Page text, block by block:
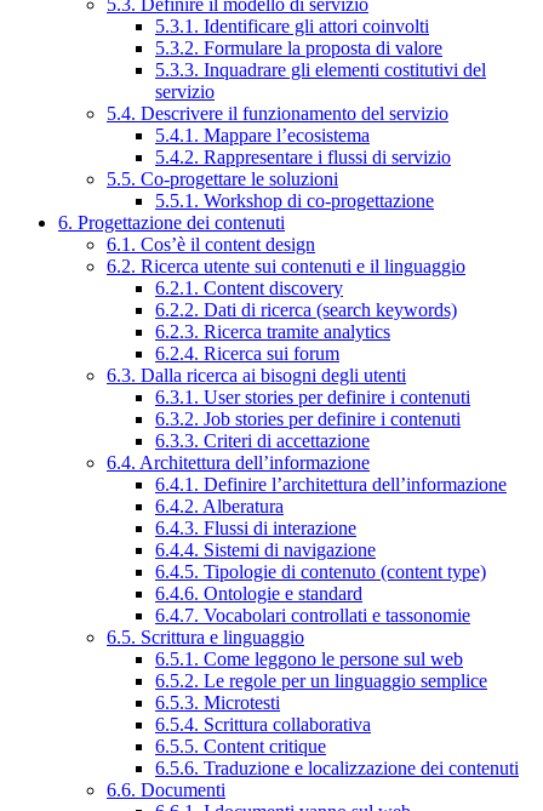
5.3. Definire il modello di servizio
5.3.1. Identificare gli attori coinvolti
5.3.2. Formulare la proposta di valore
5.3.3. Inquadrare gli elementi costitutivi del
servizio
5.4. Descrivere il funzionamento del servizio
5.4.1. Mappare l’ecosistema
5.4.2. Rappresentare i flussi di servizio
5.5. Co-progettare le soluzioni
5.5.1. Workshop di co-progettazione
6. Progettazione dei contenuti
6.1. Cos’è il content design
6.2. Ricerca utente sui contenuti e il linguaggio
6.2.1. Content discovery
6.2.2. Dati di ricerca (search keywords)
6.2.3. Ricerca tramite analytics
6.2.4. Ricerca sui forum
6.3. Dalla ricerca ai bisogni degli utenti
6.3.1. User stories per definire i contenuti
6.3.2. Job stories per definire i contenuti
6.3.3. Criteri di accettazione
6.4. Architettura dell’informazione
6.4.1. Definire l’architettura dell’informazione
6.4.2. Alberatura
6.4.3. Flussi di interazione
6.4.4. Sistemi di navigazione
6.4.5. Tipologie di contenuto (content type)
6.4.6. Ontologie e standard
6.4.7. Vocabolari controllati e tassonomie
6.5. Scrittura e linguaggio
6.5.1. Come leggono le persone sul web
6.5.2. Le regole per un linguaggio semplice
6.5.3. Microtesti
6.5.4. Scrittura collaborativa
6.5.5. Content critique
6.5.6. Traduzione e localizzazione dei contenuti
6.6. Documenti